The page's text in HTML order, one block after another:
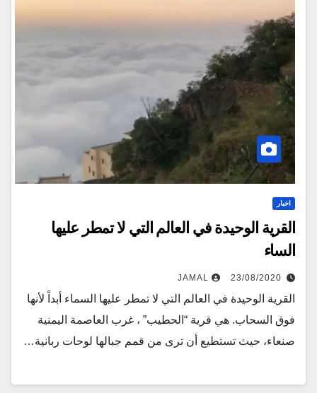
اخبار
القرية الوحيدة في العالم التي لا تمطر عليها
الساء
23/08/2020
JAMAL
القرية الوحيدة في العالم التي لا تمطر عليها السماء أبداً لأنها
فوق السحاب. هي قرية “الحطيب” ، غرب العاصمة اليمنية
صنعاء، حيث تستطيع أن ترى من قمم جبالها لوحات ربانية…